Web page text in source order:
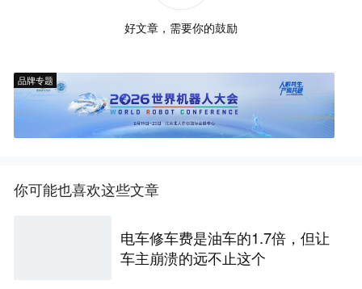
好文章，需要你的鼓励
品牌专题
你可能也喜欢这些文章
电车修车费是油车的1.7倍，但让
车主崩溃的远不止这个